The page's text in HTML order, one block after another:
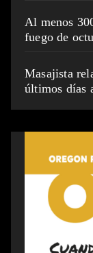
Al menos
fuego de
Masajista
últimos días